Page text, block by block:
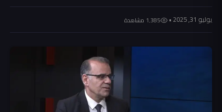
يوليو 31, 2025 • 1٬385 مشاهدة